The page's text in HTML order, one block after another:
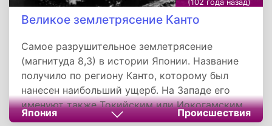
(102 года назад)
Великое землетрясение Канто
Самое разрушительное землетрясение
(магнитуда 8,3) в истории Японии. Название
получило по региону Канто, которому был
нанесен наибольший ущерб. На Западе его
именуют также Токийским или Иокогамским,
поскольку оно практически полностью
Япония Происшествия